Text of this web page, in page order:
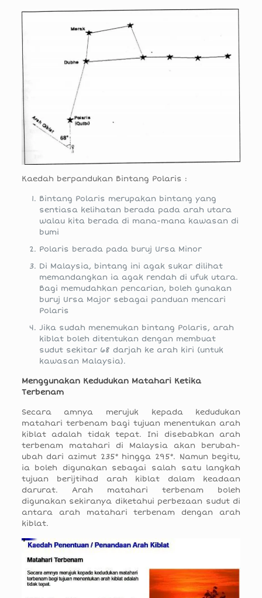
Kaedah berpandukan Bintang Polaris :
Bintang Polaris merupakan bintang yang
sentiasa kelihatan berada pada arah utara
walau kita berada di mana-mana kawasan di
bumi
Polaris berada pada buruj Ursa Minor
Di Malaysia, bintang ini agak sukar dilihat
memandangkan ia agak rendah di ufuk utara.
Bagi memudahkan pencarian, boleh gunakan
buruj Ursa Major sebagai panduan mencari
Polaris
Jika sudah menemukan bintang Polaris, arah
kiblat boleh ditentukan dengan membuat
sudut sekitar 68 darjah ke arah kiri (untuk
kawasan Malaysia).
Menggunakan Kedudukan Matahari Ketika
Terbenam
Secara amnya merujuk kepada kedudukan
matahari terbenam bagi tujuan menentukan arah
kiblat adalah tidak tepat. Ini disebabkan arah
terbenam matahari di Malaysia akan berubah-
ubah dari azimut 235° hingga 295°. Namun begitu,
ia boleh digunakan sebagai salah satu langkah
tujuan berijtihad arah kiblat dalam keadaan
darurat. Arah matahari terbenam boleh
digunakan sekiranya diketahui perbezaan sudut di
antara arah matahari terbenam dengan arah
kiblat.